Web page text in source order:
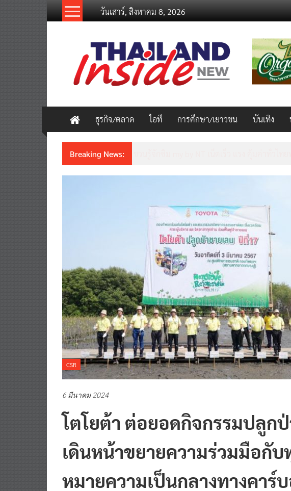
วันเสาร์, สิงหาคม 8, 2026
thailandinsidenew.com
Thailand
Inside
New
ธุรกิจ/ตลาด ไอที การศึกษา/เยาวชน บันเทิง
Breaking News:
CSR
6 มีนาคม 2024
โตโยต้า ต่อยอดกิจกรรมปลูก
เดินหน้าขยายความร่วมมือกับ
หมายความเป็นกลางทางคาร์